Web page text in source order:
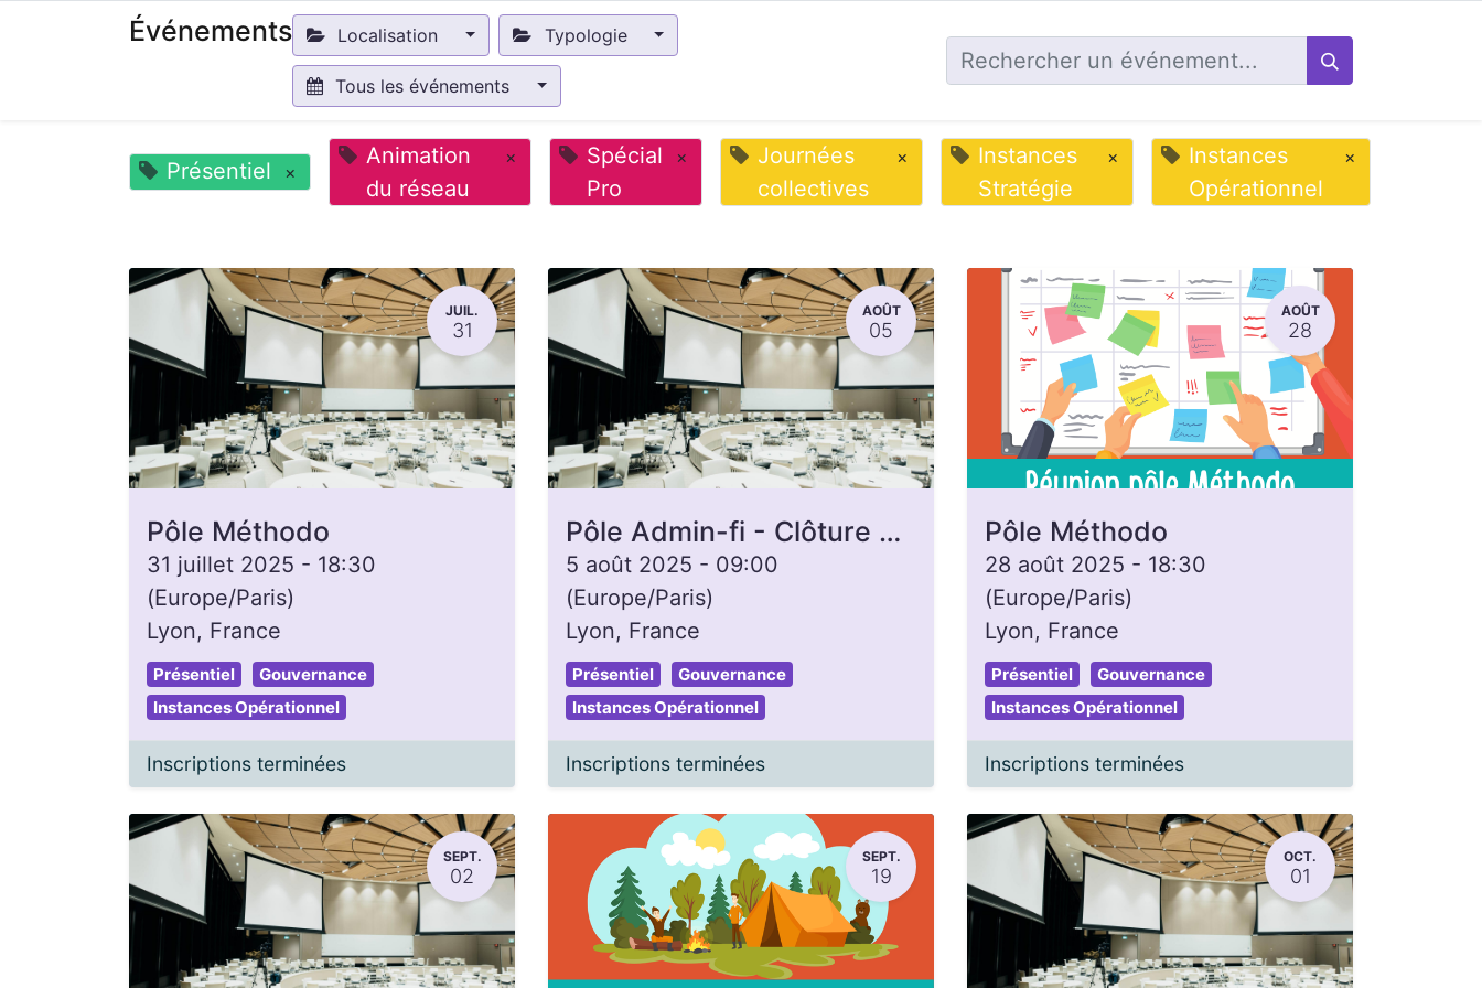
Événements Localisation Typologie
Tous les événements
Présentiel ×
Animation
du réseau
×
Spécial
Pro
×
Journées
collectives
×
Instances
Stratégie
×
Instances
Opérationnel
×
JUIL.
31
Pôle Méthodo
31 juillet 2025 - 18:30
(Europe/Paris)
Lyon, France
Présentiel
Gouvernance
Instances Opérationnel
Inscriptions terminées
AOÛT
05
Pôle Admin-fi - Clôture de caisse
5 août 2025 - 09:00
(Europe/Paris)
Lyon, France
Présentiel
Gouvernance
Instances Opérationnel
Inscriptions terminées
AOÛT
28
Pôle Méthodo
28 août 2025 - 18:30
(Europe/Paris)
Lyon, France
Présentiel
Gouvernance
Instances Opérationnel
Inscriptions terminées
SEPT.
02
SEPT.
19
OCT.
01